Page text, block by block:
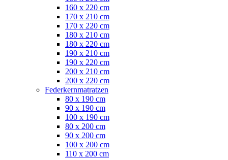
160 x 220 cm
170 x 210 cm
170 x 220 cm
180 x 210 cm
180 x 220 cm
190 x 210 cm
190 x 220 cm
200 x 210 cm
200 x 220 cm
Federkernmatratzen
80 x 190 cm
90 x 190 cm
100 x 190 cm
80 x 200 cm
90 x 200 cm
100 x 200 cm
110 x 200 cm